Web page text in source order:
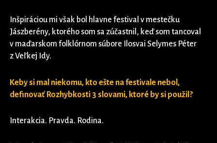
Inšpiráciou mi však bol hlavne festival v mestečku
Jászberény, ktorého som sa zúčastnil, keď som tancoval
v maďarskom folklórnom súbore Ilosvai Selymes Péter
z Veľkej Idy.
Keby si mal niekomu, kto ešte na festivale nebol,
definovať Rozhybkosti 3 slovami, ktoré by si použil?
Interakcia. Pravda. Rodina.